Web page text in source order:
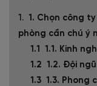
1. Chọn công
phòng cần chú ý
1.1. Kinh
1.2. Đội
1.3. Phong